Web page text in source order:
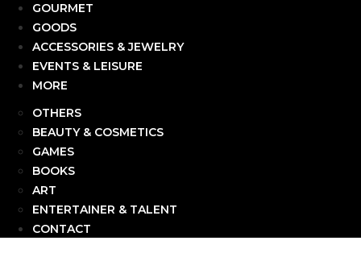
GOURMET
GOODS
ACCESSORIES & JEWELRY
EVENTS & LEISURE
MORE
OTHERS
BEAUTY & COSMETICS
GAMES
BOOKS
ART
ENTERTAINER & TALENT
CONTACT